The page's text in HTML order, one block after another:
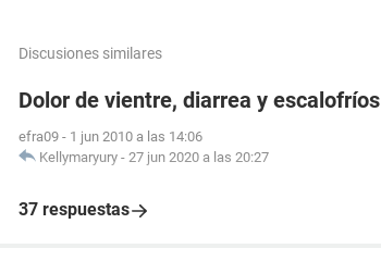
Discusiones similares
Dolor de vientre, diarrea y escalofríos
efra09 - 1 jun 2010 a las 14:06
Kellymaryury - 27 jun 2020 a las 20:27
37 respuestas